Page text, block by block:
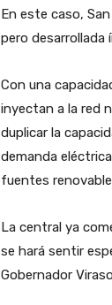
En este caso,
pero desarrollada
Con una
inyectan a la red
duplicar la
demanda
fuentes
La central ya
se hará sentir
Gobernador